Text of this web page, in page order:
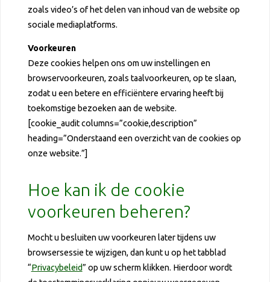
zoals video’s of het delen van inhoud van de website op
sociale mediaplatforms.
Voorkeuren
Deze cookies helpen ons om uw instellingen en
browservoorkeuren, zoals taalvoorkeuren, op te slaan,
zodat u een betere en efficiëntere ervaring heeft bij
toekomstige bezoeken aan de website.
[cookie_audit columns=”cookie,description”
heading=”Onderstaand een overzicht van de cookies op
onze website.”]
Hoe kan ik de cookie
voorkeuren beheren?
Mocht u besluiten uw voorkeuren later tijdens uw
browsersessie te wijzigen, dan kunt u op het tabblad
“Privacybeleid” op uw scherm klikken. Hierdoor wordt